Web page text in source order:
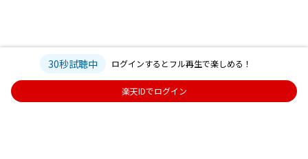
30秒試聴中 ログインするとフル再生で楽しめる！
楽天IDでログイン